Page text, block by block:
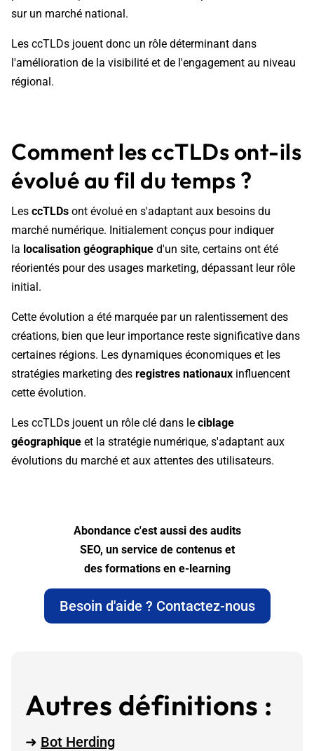
sur un marché national.
Les ccTLDs jouent donc un rôle déterminant dans
l'amélioration de la visibilité et de l'engagement au niveau
régional.
Comment les ccTLDs ont-ils
évolué au fil du temps ?
Les ccTLDs ont évolué en s'adaptant aux besoins du
marché numérique. Initialement conçus pour indiquer
la localisation géographique d'un site, certains ont été
réorientés pour des usages marketing, dépassant leur rôle
initial.
Cette évolution a été marquée par un ralentissement des
créations, bien que leur importance reste significative dans
certaines régions. Les dynamiques économiques et les
stratégies marketing des registres nationaux influencent
cette évolution.
Les ccTLDs jouent un rôle clé dans le ciblage
géographique et la stratégie numérique, s'adaptant aux
évolutions du marché et aux attentes des utilisateurs.
Abondance c'est aussi des audits
SEO, un service de contenus et
des formations en e-learning
Besoin d'aide ? Contactez-nous
Autres définitions :
➜ Bot Herding